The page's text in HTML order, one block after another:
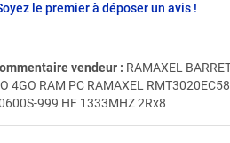
le premier à déposer un avis !
vendeur : RAMAXEL
4GO RAM PC RAMAXEL
999 HF 1333MHZ 2Rx8